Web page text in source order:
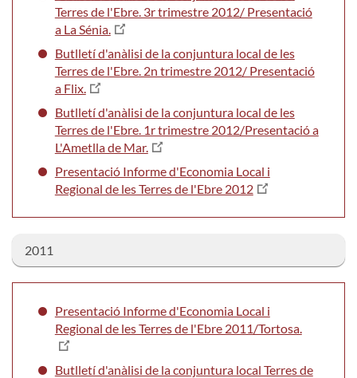
Terres de l'Ebre. 3r trimestre 2012/ Presentació
a La Sénia.
Butlletí d'anàlisi de la conjuntura local de les
Terres de l'Ebre. 2n trimestre 2012/ Presentació
a Flix.
Butlletí d'anàlisi de la conjuntura local de les
Terres de l'Ebre. 1r trimestre 2012/Presentació a
L'Ametlla de Mar.
Presentació Informe d'Economia Local i
Regional de les Terres de l'Ebre 2012
2011
Presentació Informe d'Economia Local i
Regional de les Terres de l'Ebre 2011/Tortosa.
Butlletí d'anàlisi de la conjuntura local Terres de